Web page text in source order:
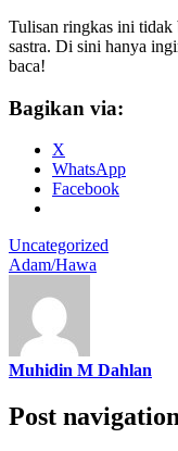
Tulisan ringkas ini tidak
sastra. Di sini hanya
baca!
Bagikan via:
X
WhatsApp
Facebook
Uncategorized
Adam/Hawa
Muhidin M Dahlan
Post navigation